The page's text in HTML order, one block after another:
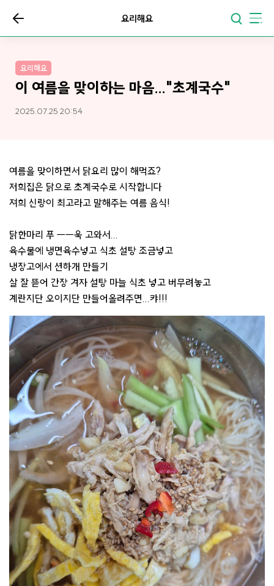
요리해요
요리해요
이 여름을 맞이하는 마음..."초계국수"
2025.07.25 20:54
여름을 맞이하면서 닭요리 많이 해먹죠?
저희집은 닭으로 초계국수로 시작합니다
져희 신랑이 최고라고 말해주는 여름 음식!
닭한마리 푸 ㅡㅡ욱 고와서...
육수물에 냉면육수넣고 식초 설탕 조금넣고
냉장고에서 션하개 만들기
살 잘 뜯어 간장 겨자 설탕 마늘 식초 넣고 버무려놓고
계란지단 오이지단 만들어올려주면...캬!!!